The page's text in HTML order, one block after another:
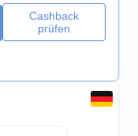
Cashback
prüfen